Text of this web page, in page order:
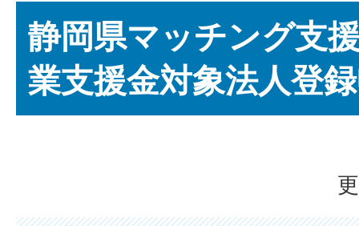
静岡県マッチング支
業支援金対象法人登